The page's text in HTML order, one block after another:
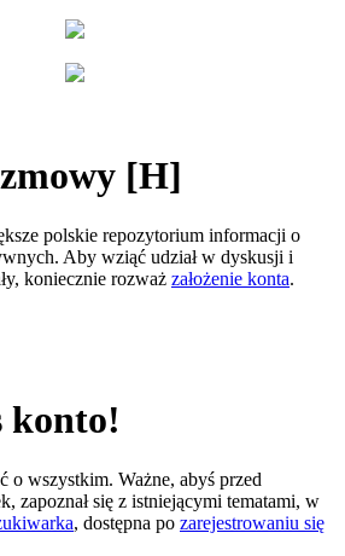
[H]
polskie repozytorium informacji o
Aby wziąć udział w dyskusji i
koniecznie rozważ założenie konta.
konto!
o wszystkim. Ważne, abyś przed
zapoznał się z istniejącymi tematami, w
, dostępna po zarejestrowaniu się